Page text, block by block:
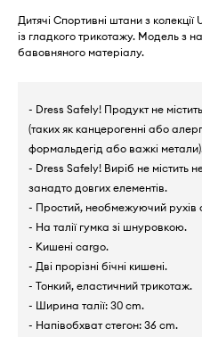
Дитячі Спортивні штани з
із гладкого трикотажу. Модель з
бавовняного матеріалу.
- Dress Safely! Продукт не
(таких як канцерогенні або
формальдегід або важкі
- Dress Safely! Виріб не містить
занадто довгих елементів.
- Простий, необмежуючий рухів
- На талії гумка зі шнуровкою.
- Кишені cargo.
- Дві прорізні бічні кишені.
- Тонкий, еластичний трикотаж.
- Ширина талії: 30 cm.
- Напівобхват стегон: 36 cm.